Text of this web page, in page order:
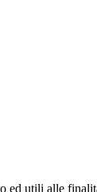
ed utili alle